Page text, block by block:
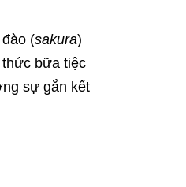
(sakura)
bữa tiệc
sự gắn kết